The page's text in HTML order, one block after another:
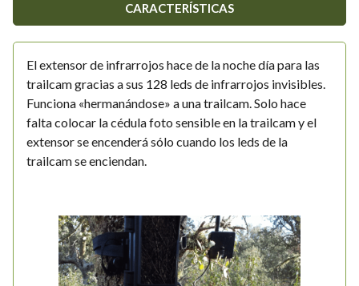
CARACTERÍSTICAS
El extensor de infrarrojos hace de la noche día para las
trailcam gracias a sus 128 leds de infrarrojos invisibles.
Funciona «hermanándose» a una trailcam. Solo hace
falta colocar la cédula foto sensible en la trailcam y el
extensor se encenderá sólo cuando los leds de la
trailcam se enciendan.